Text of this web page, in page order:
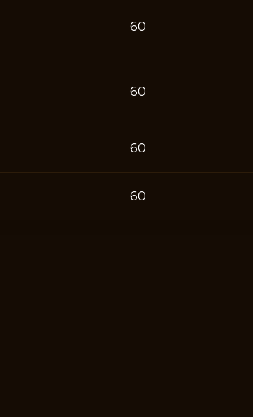
60
60
60
60